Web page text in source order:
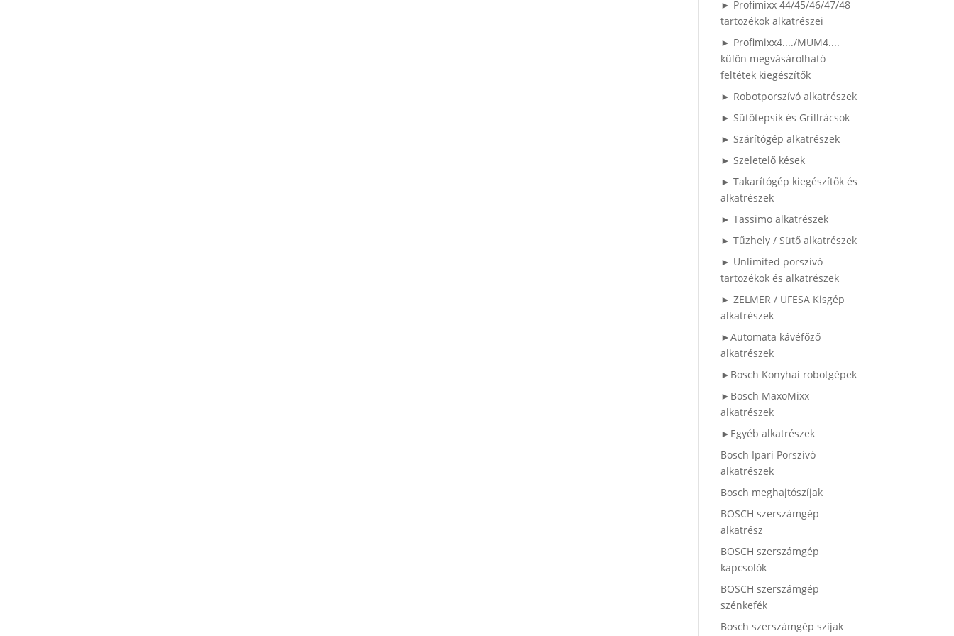
► Profimixx 44/45/46/47/48
tartozékok alkatrészei
► Profimixx4..../MUM4....
külön megvásárolható
feltétek kiegészítők
► Robotporszívó alkatrészek
► Sütőtepsik és Grillrácsok
► Szárítógép alkatrészek
► Szeletelő kések
► Takarítógép kiegészítők és
alkatrészek
► Tassimo alkatrészek
► Tűzhely / Sütő alkatrészek
► Unlimited porszívó
tartozékok és alkatrészek
► ZELMER / UFESA Kisgép
alkatrészek
►Automata kávéfőző
alkatrészek
►Bosch Konyhai robotgépek
►Bosch MaxoMixx
alkatrészek
►Egyéb alkatrészek
Bosch Ipari Porszívó
alkatrészek
Bosch meghajtószíjak
BOSCH szerszámgép
alkatrész
BOSCH szerszámgép
kapcsolók
BOSCH szerszámgép
szénkefék
Bosch szerszámgép szíjak